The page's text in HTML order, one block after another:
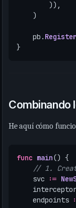
)),
)
pb .
}
Combinando
He aquí cómo
func main() {
// 1.
svc
:=
endpoints